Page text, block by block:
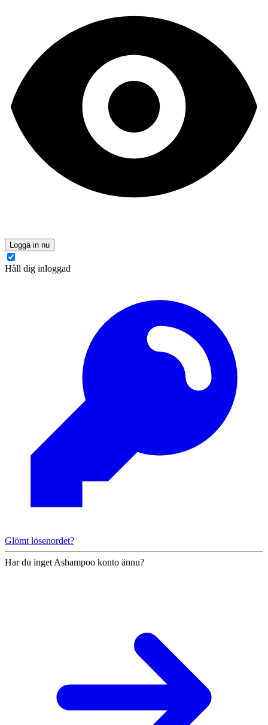
Logga in nu
Håll dig inloggad
Glömt lösenordet?
Har du inget Ashampoo konto ännu?